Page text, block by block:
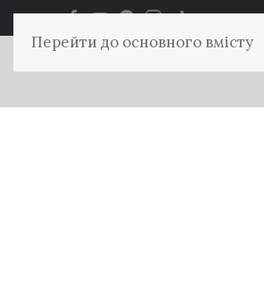
Перейти до основного вмісту